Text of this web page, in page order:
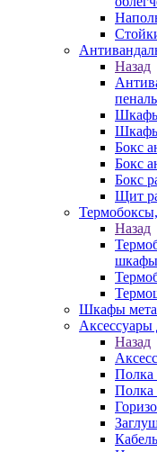
Назад
Шкафы
Шкафы
Бокс
Бокс
Бокс
Щит
Назад
шкафы
Шкафы
Назад
Полка
Полка